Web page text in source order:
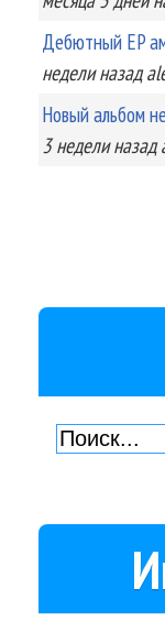
Дебютный EP
неделиназад
Новый альбом
3 неделиназад